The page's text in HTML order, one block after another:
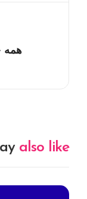
همه
also like